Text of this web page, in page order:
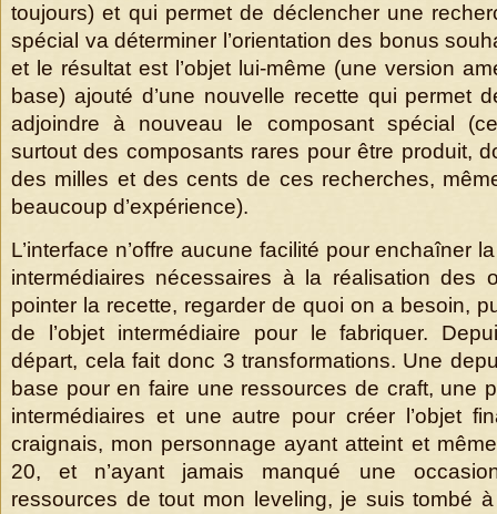
toujours) et qui permet de déclencher une
spécial va déterminer l’orientation des bonus
et le résultat est l’objet lui-même (une version
base) ajouté d’une nouvelle recette qui permet
adjoindre à nouveau le composant spécial
surtout des composants rares pour être produit,
des milles et des cents de ces recherches,
beaucoup d’expérience).
L’interface n’offre aucune facilité pour enchaîner
intermédiaires nécessaires à la réalisation des
pointer la recette, regarder de quoi on a besoin,
de l’objet intermédiaire pour le fabriquer.
départ, cela fait donc 3 transformations. Une
base pour en faire une ressources de craft, une
intermédiaires et une autre pour créer l’objet
craignais, mon personnage ayant atteint et
20, et n’ayant jamais manqué une
ressources de tout mon leveling, je suis tombé